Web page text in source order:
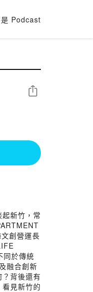
Podcast
分享
新竹，常
創營運長
同於傳統
融合創新
背後還有
見新竹的